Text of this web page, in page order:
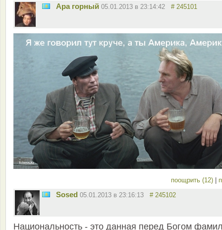
Ара горный 05.01.2013 в 23:14:42 # 245101
поощрить (12) |
Sosed 05.01.2013 в 23:16:13 # 245102
Национальность - это данная перед Богом